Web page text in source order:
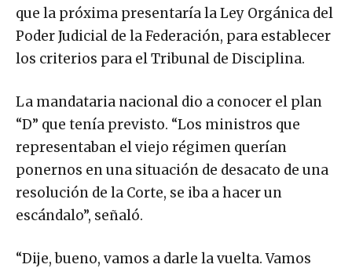
que la próxima presentaría la Ley Orgánica del
Poder Judicial de la Federación, para establecer
los criterios para el Tribunal de Disciplina.
La mandataria nacional dio a conocer el plan
“D” que tenía previsto. “Los ministros que
representaban el viejo régimen querían
ponernos en una situación de desacato de una
resolución de la Corte, se iba a hacer un
escándalo”, señaló.
“Dije, bueno, vamos a darle la vuelta. Vamos